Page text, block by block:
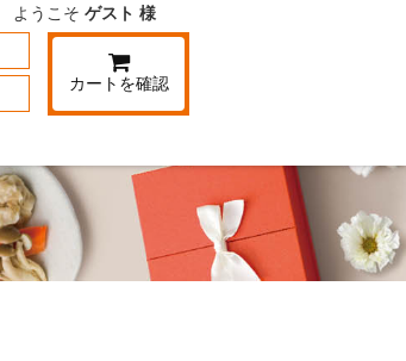
ようこそ ゲスト 様
カートを確認